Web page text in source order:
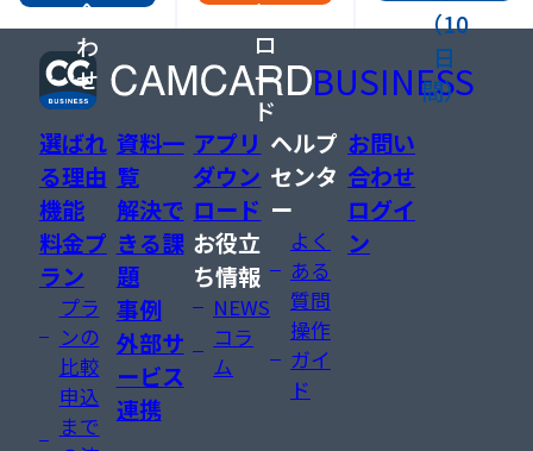
合
わ
せ
ン
ロ
ー
ド
（10
日
間）
BUSINESS
選ばれ
る理由
機能
料金プ
ラン
プラ
ンの
比較
申込
まで
資料一
覧
解決で
きる課
題
事例
外部サ
ービス
連携
アプリ
ダウン
ロード
お役立
ち情報
NEWS
コラ
ム
ヘルプ
センタ
ー
よく
ある
質問
操作
ガイ
ド
お問い
合わせ
ログイ
ン